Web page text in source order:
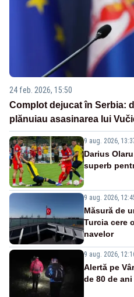
24 feb. 2026, 15:50
Complot dejucat în Serbia:
plănuiau asasinarea lui
9 aug. 2026,
Darius
superb
9 aug. 2026,
Măsură de
Turcia cere
navelor
9 aug. 2026,
Alertă pe
de 80 de